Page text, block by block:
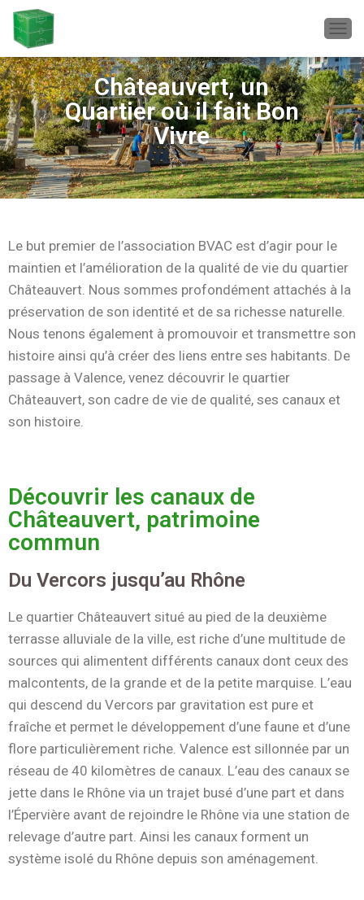
D
É
P
L
I
E
R
L
A
N
A
T
N
Châteauvert, un
Quartier où il fait Bon
Vivre
Le but premier de l’association BVAC est d’agir pour le
maintien et l’amélioration de la qualité de vie du quartier
Châteauvert. Nous sommes profondément attachés à la
préservation de son identité et de sa richesse naturelle.
Nous tenons également à promouvoir et transmettre son
histoire ainsi qu’à créer des liens entre ses habitants. De
passage à Valence, venez découvrir le quartier
Châteauvert, son cadre de vie de qualité, ses canaux et
son histoire.
Découvrir les canaux de
Châteauvert, patrimoine
commun
Du Vercors jusqu’au Rhône
Le quartier Châteauvert situé au pied de la deuxième
terrasse alluviale de la ville, est riche d’une multitude de
sources qui alimentent différents canaux dont ceux des
malcontents, de la grande et de la petite marquise. L’eau
qui descend du Vercors par gravitation est pure et
fraîche et permet le développement d’une faune et d’une
flore particulièrement riche. Valence est sillonnée par un
réseau de 40 kilomètres de canaux. L’eau des canaux se
jette dans le Rhône via un trajet busé d’une part et dans
l’Épervière avant de rejoindre le Rhône via une station de
relevage d’autre part. Ainsi les canaux forment un
système isolé du Rhône depuis son aménagement.